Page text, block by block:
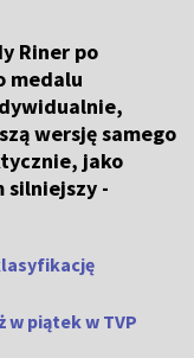
Riner po
medalu
wersję samego
jako
silniejszy -
w piątek w TVP